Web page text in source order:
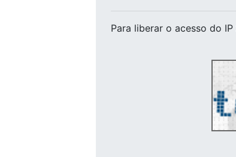
Para liberar o acesso do IP